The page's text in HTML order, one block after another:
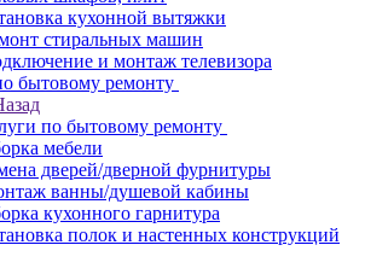
кухонной вытяжки
стиральных машин
и монтаж телевизора
бытовому ремонту
по бытовому ремонту
мебели
дверей/дверной фурнитуры
ванны/душевой кабины
кухонного гарнитура
полок и настенных конструкций